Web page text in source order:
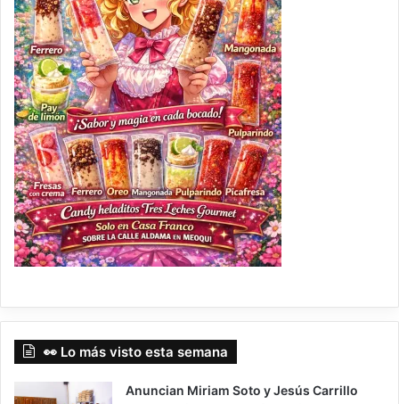
👀 Lo más visto esta semana
Anuncian Miriam Soto y Jesús Carrillo